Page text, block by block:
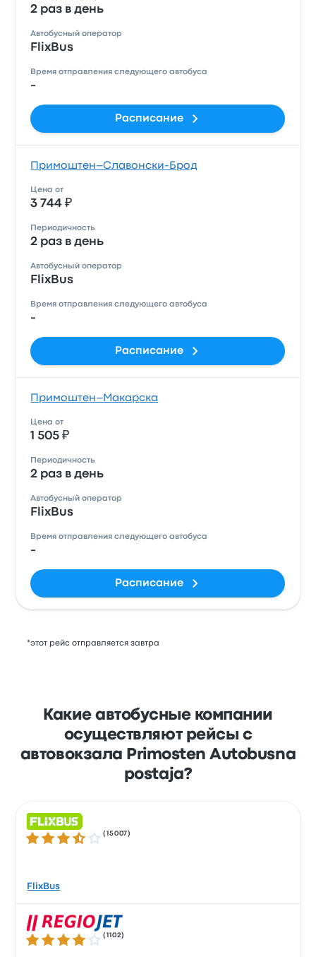
2 раз в день
Автобусный оператор
FlixBus
Время отправления следующего автобуса
-
Расписание
Примоштен–Славонски-Брод
Цена от
3 744 ₽
Периодичность
2 раз в день
Автобусный оператор
FlixBus
Время отправления следующего автобуса
-
Расписание
Примоштен–Макарска
Цена от
1 505 ₽
Периодичность
2 раз в день
Автобусный оператор
FlixBus
Время отправления следующего автобуса
-
Расписание
*этот рейс отправляется завтра
Какие автобусные компании
осуществляют рейсы с
автовокзала Primosten Autobusna
postaja?
Количество звезд: 3.5 из 5
(15007 )
FlixBus
Количество звезд: 4.1 из 5
(1102)